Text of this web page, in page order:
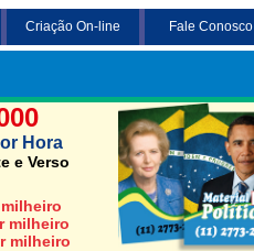
Criação On-line Fale Conosco
Hora
e Verso
milheiro
milheiro